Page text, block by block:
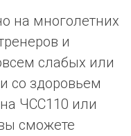
на многолетних
и
слабых или
со здоровьем
ЧСС110 или
сможете